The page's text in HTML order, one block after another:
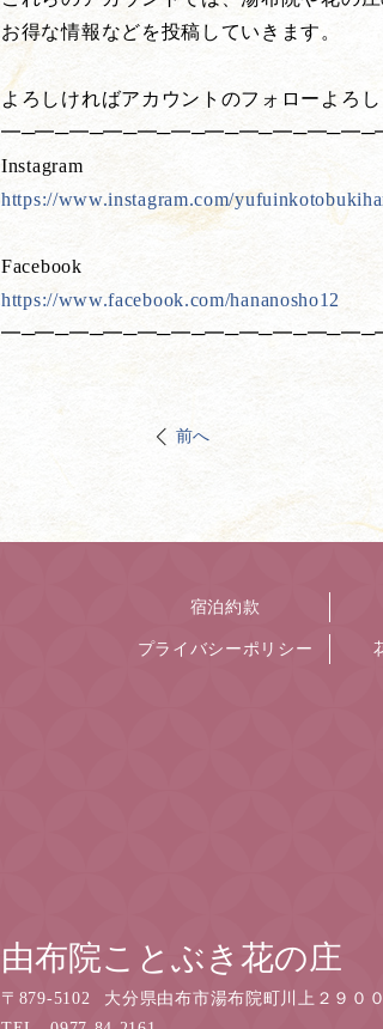
お得な情報などを投稿していきます。
よろしければアカウントのフォローよろ
Instagram
https://www.instagram.com/
Facebook
https://www.facebook.com/hananosho12
前へ
宿泊約款
プライバシーポリシー
由布院ことぶき花の庄
〒 879-5102
大分県由布市湯布院町川上２９０